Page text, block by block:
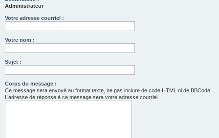
Administrateur
Votre adresse courriel :
Votre nom :
Sujet :
Corps du message :
Ce message sera envoyé au format texte, ne pas inclure de code HTML ni de BBCode.
L’adresse de réponse à ce message sera votre adresse courriel.